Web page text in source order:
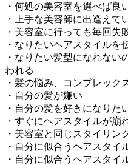
・何処の美容室を選べば良
・上手な美容師に出逢えて
・美容室に行っても毎回失
・なりたいヘアスタイルを
・なりたい髪型になれな
われる
・髪の悩み、コンプレック
・自分の髪が嫌い
・自分の髪を好きになりた
・すぐにヘアスタイルが崩
・美容室と同じスタイリン
・自分に似合うヘアスタイ
・自分に似合うヘアスタイ